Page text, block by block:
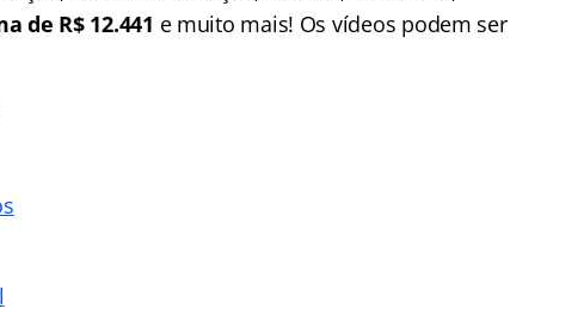
de R$ 12.441 e muito mais! Os vídeos podem ser